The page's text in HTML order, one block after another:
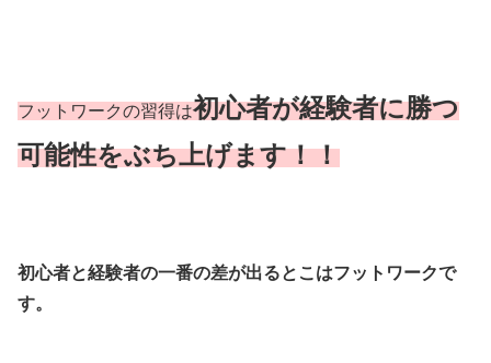
フットワークの習得は初心者が経験者に勝つ
可能性をぶち上げます！！
初心者と経験者の一番の差が出るとこはフットワークで
す。